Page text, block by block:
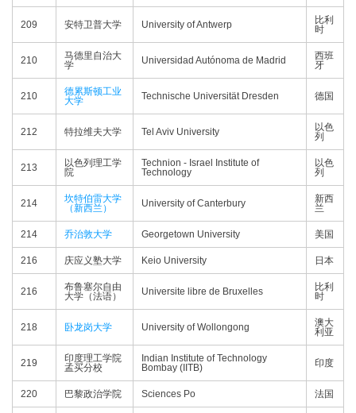
209 安特卫普大学 University of Antwerp
比利
时
210
马德里自治大
学
Universidad Autónoma de Madrid
西班
牙
210
德累斯顿工业
大学
Technische Universität Dresden 德国
212 特拉维夫大学 Tel Aviv University
以色
列
213
以色列理工学
院
Technion - Israel Institute of
Technology
以色
列
214
坎特伯雷大学
（新西兰）
University of Canterbury
新西
兰
214 乔治敦大学 Georgetown University 美国
216 庆应义塾大学 Keio University 日本
216
布鲁塞尔自由
大学（法语）
Universite libre de Bruxelles
比利
时
218 卧龙岗大学 University of Wollongong
澳大
利亚
219
印度理工学院
孟买分校
Indian Institute of Technology
Bombay (IITB)
印度
220 巴黎政治学院 Sciences Po 法国